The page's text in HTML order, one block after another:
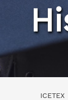
ICETEX